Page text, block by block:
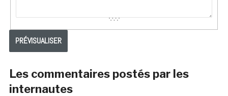
Les commentaires postés par les
internautes